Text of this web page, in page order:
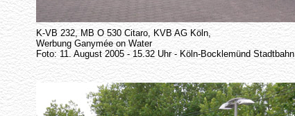
K-VB 232, MB O 530 Citaro, KVB AG Köln,
Werbung Ganymée on Water
Foto: 11. August 2005 - 15.32 Uhr - Köln-Bocklemünd Stadtbahn